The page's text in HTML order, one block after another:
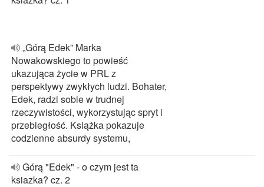
„Górą Edek” Marka
Nowakowskiego to powieść
ukazująca życie w PRL z
perspektywy zwykłych ludzi. Bohater,
Edek, radzi sobie w trudnej
rzeczywistości, wykorzystując spryt i
przebiegłość. Książka pokazuje
codzienne absurdy systemu,
Górą "Edek" - o czym jest ta
ksiazka? cz. 2